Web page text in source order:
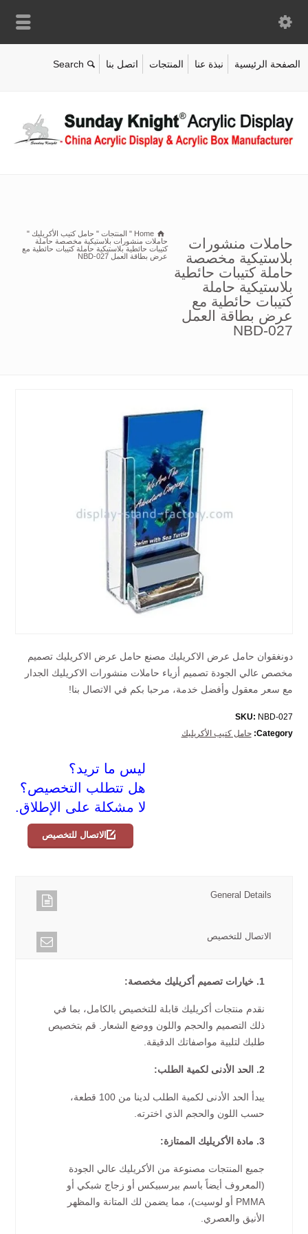
الصفحة الرئيسية نبذة عنا المنتجات اتصل بنا
حاملات منشورات
بلاستيكية مخصصة
حاملة كتيبات حائطية
بلاستيكية حاملة
كتيبات حائطية مع
عرض بطاقة العمل
NBD-027
Home
" المنتجات " حامل كتيب الأكريليك "
حاملات منشورات بلاستيكية مخصصة حاملة
كتيبات حائطية بلاستيكية حاملة كتيبات حائطية مع
عرض بطاقة العمل NBD-027
دونغقوان حامل عرض الاكريليك مصنع حامل عرض الاكريليك تصميم
مخصص عالي الجودة تصميم أزياء حاملات منشورات الاكريليك الجدار
مع سعر معقول وأفضل خدمة، مرحبا بكم في الاتصال بنا!
SKU: NBD-027
Category: حامل كتيب الأكريليك
ليس ما تريد؟
هل تتطلب التخصيص؟
لا مشكلة على الإطلاق.
الاتصال للتخصيص
General Details
الاتصال للتخصيص
1. خيارات تصميم أكريليك مخصصة:
نقدم منتجات أكريليك قابلة للتخصيص بالكامل، بما في
ذلك التصميم والحجم واللون ووضع الشعار. قم بتخصيص
طلبك لتلبية مواصفاتك الدقيقة.
2. الحد الأدنى لكمية الطلب:
يبدأ الحد الأدنى لكمية الطلب لدينا من 100 قطعة،
حسب اللون والحجم الذي اخترته.
3. مادة الأكريليك الممتازة:
جميع المنتجات مصنوعة من الأكريليك عالي الجودة
(المعروف أيضاً باسم بيرسبيكس أو زجاج شبكي أو
PMMA أو لوسيت)، مما يضمن لك المتانة والمظهر
الأنيق والعصري.